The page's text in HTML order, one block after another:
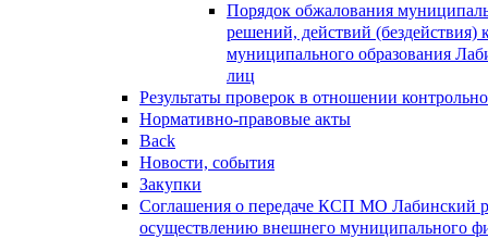
Порядок обжалования
решений, действий (бездействия)
муниципального образования
лиц
Результаты проверок в отношении
Нормативно-правовые акты
Back
Новости, события
Закупки
Соглашения о передаче КСП МО Лабинский
осуществлению внешнего муниципального